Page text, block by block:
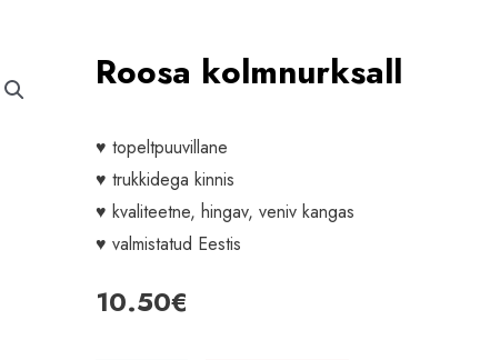
Roosa kolmnurksall
♥ topeltpuuvillane
♥ trukkidega kinnis
♥ kvaliteetne, hingav, veniv kangas
♥ valmistatud Eestis
10.50€